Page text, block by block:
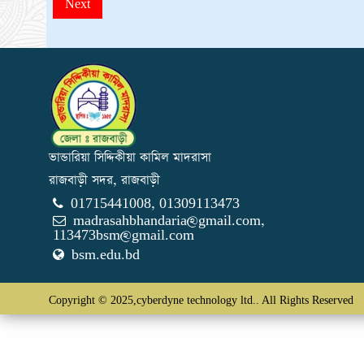
Next
ভান্ডারিয়া সিদ্দিকীয়া কামিল মাদরাসা
রাজবাড়ী সদর, রাজবাড়ী
01715441008, 01309113473
madrasahbhandaria@gmail.com,
113473bsm@gmail.com
bsm.edu.bd
Copyright © 2025,cyberdyne technology ltd.. All Rights Reserved